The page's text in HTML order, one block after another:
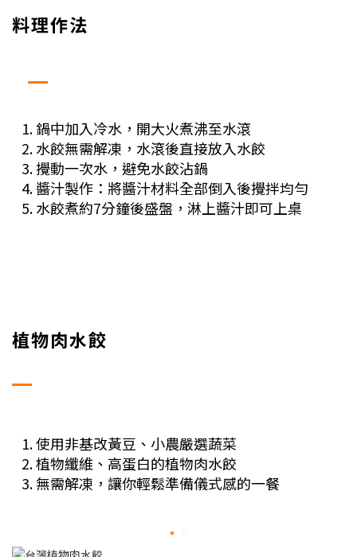
料理作法
鍋中加入冷水，開大火煮沸至水滾
水餃無需解凍，水滾後直接放入水餃
攪動一次水，避免水餃沾鍋
醬汁製作：將醬汁材料全部倒入後攪拌均勻
水餃煮約7分鐘後盛盤，淋上醬汁即可上桌
植物肉水餃
使用非基改黃豆、小農嚴選蔬菜
植物纖維、高蛋白的植物肉水餃
無需解凍，讓你輕鬆準備儀式感的一餐